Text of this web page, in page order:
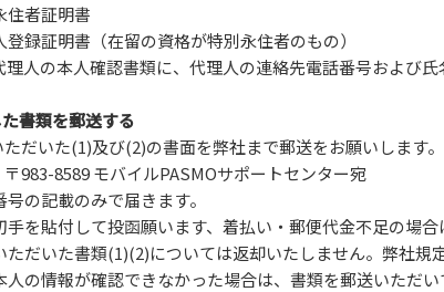
住者証明書
登録証明書（在留の資格が特別永住者のもの）
人の本人確認書類に、代理人の連絡先電話番号および氏
書類を郵送する
だいた(1)及び(2)の書面を弊社まで郵送をお願いします。
983-8589 モバイルPASMOサポートセンター宛
の記載のみで届きます。
を貼付して投函願います、着払い・郵便代金不足の場合
だいた書類(1)(2)については返却いたしません。弊社規
の情報が確認できなかった場合は、書類を郵送いただ